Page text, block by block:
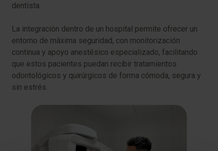
dentista.
La integración dentro de un hospital permite ofrecer un
entorno de máxima seguridad, con monitorización
continua y apoyo anestésico especializado, facilitando
que estos pacientes puedan recibir tratamientos
odontológicos y quirúrgicos de forma cómoda, segura y
sin estrés.